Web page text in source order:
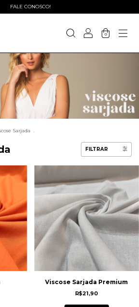
FALE CONOSCO!
0
Sarjada .
FILTRAR
Viscose Sarjada Premium
R$21,90